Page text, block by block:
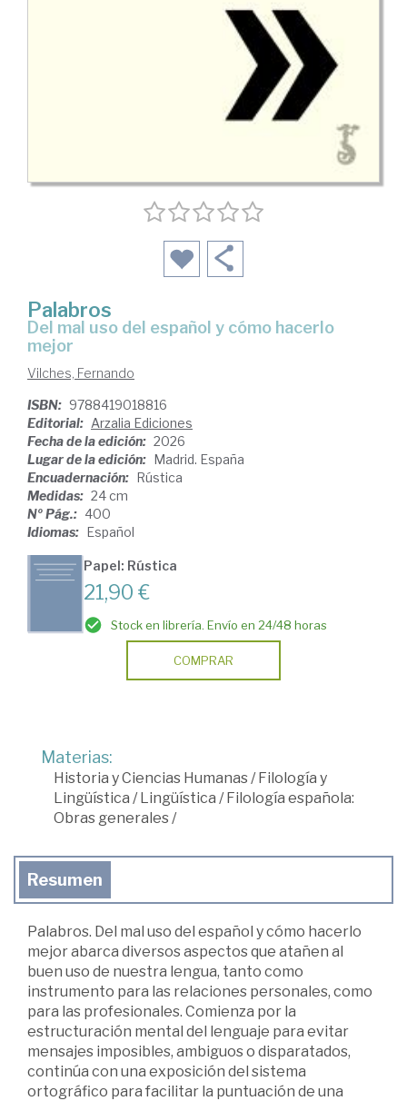
Palabros
Del mal uso del español y cómo hacerlo
mejor
Vilches, Fernando
ISBN: 9788419018816
Editorial: Arzalia Ediciones
Fecha de la edición: 2026
Lugar de la edición: Madrid. España
Encuadernación: Rústica
Medidas: 24 cm
Nº Pág.: 400
Idiomas: Español
Papel: Rústica
21,90 €
Stock en librería. Envío en 24/48 horas
COMPRAR
Materias:
Historia y Ciencias Humanas/Filología y
Lingüística /Lingüística /Filología española:
Obras generales/
Resumen
Palabros. Del mal uso del español y cómo hacerlo
mejor abarca diversos aspectos que atañen al
buen uso de nuestra lengua, tanto como
instrumento para las relaciones personales, como
para las profesionales. Comienza por la
estructuración mental del lenguaje para evitar
mensajes imposibles, ambiguos o disparatados,
continúa con una exposición del sistema
ortográfico para facilitar la puntuación de una